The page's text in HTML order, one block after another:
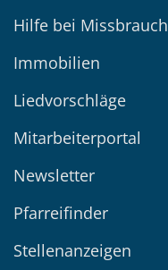
Hilfe bei Missbrauch
Immobilien
Liedvorschläge
Mitarbeiterportal
Newsletter
Pfarreifinder
Stellenanzeigen